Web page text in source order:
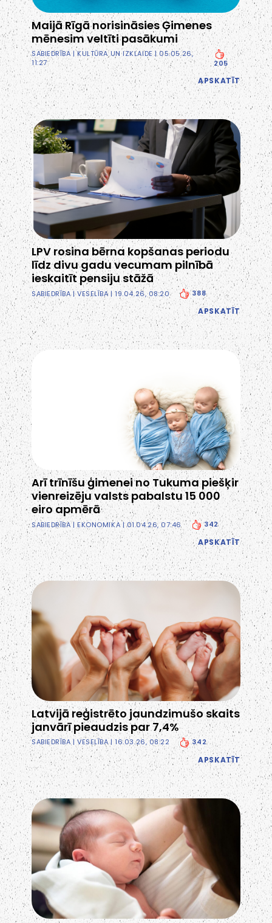
Maijā Rīgā norisināsies Ģimenes
mēnesim veltīti pasākumi
SABIEDRĪBA|KULTŪRA UN IZKLAIDE | 05.05.26,
11:27
205
APSKATĪT
LPV rosina bērna kopšanas periodu
līdz divu gadu vecumam pilnībā
ieskaitīt pensiju stāžā
SABIEDRĪBA|VESELĪBA| 19.04.26, 08:20 388
APSKATĪT
Arī trīnīšu ģimenei no Tukuma piešķir
vienreizēju valsts pabalstu 15 000
eiro apmērā
SABIEDRĪBA|EKONOMIKA| 01.04.26, 07:46 342
APSKATĪT
Latvijā reģistrēto jaundzimušo skaits
janvārī pieaudzis par 7,4%
SABIEDRĪBA|VESELĪBA| 16.03.26, 08:22 342
APSKATĪT